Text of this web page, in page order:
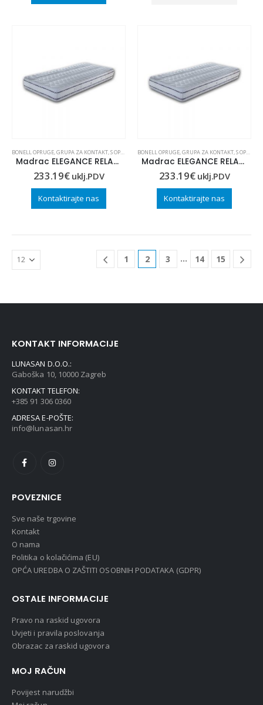
BONELL OPRUGE,GRUPA ZA KONTAKT,S OPRUGAMA
Madrac ELEGANCE RELAX 80×190
233.19€ uklj.PDV
Kontaktirajte nas
BONELL OPRUGE,GRUPA ZA KONTAKT,S OPRUGAMA
Madrac ELEGANCE RELAX 90×190
233.19€ uklj.PDV
Kontaktirajte nas
1 2 3 … 14 15
*PRESVLAKE KOJE HLADE,GRUPA ZA KONTAKT
Plahta INVICTUS
Kontaktirajte nas
*PRESVLAKE KOJE HLADE
Jastučnica
34.28
KONTAKT INFORMACIJE
LUNASAN D.O.O.:
Gaboška 10, 10000 Zagreb
KONTAKT TELEFON:
+385 91 306 0360
ADRESA E-POŠTE:
info@lunasan.hr
POVEZNICE
Sve naše trgovine
Kontakt
O nama
Politika o kolačićima (EU)
OPĆA UREDBA O ZAŠTITI OSOBNIH PODATAKA (GDPR)
OSTALE INFORMACIJE
Pravo na raskid ugovora
Uvjeti i pravila poslovanja
Obrazac za raskid ugovora
MOJ RAČUN
Povijest narudžbi